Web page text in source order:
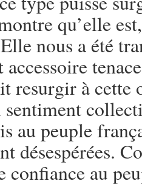
qu’elle
nous a été
resurgir à cette
sentiment
au peuple
désespérées.
confiance au